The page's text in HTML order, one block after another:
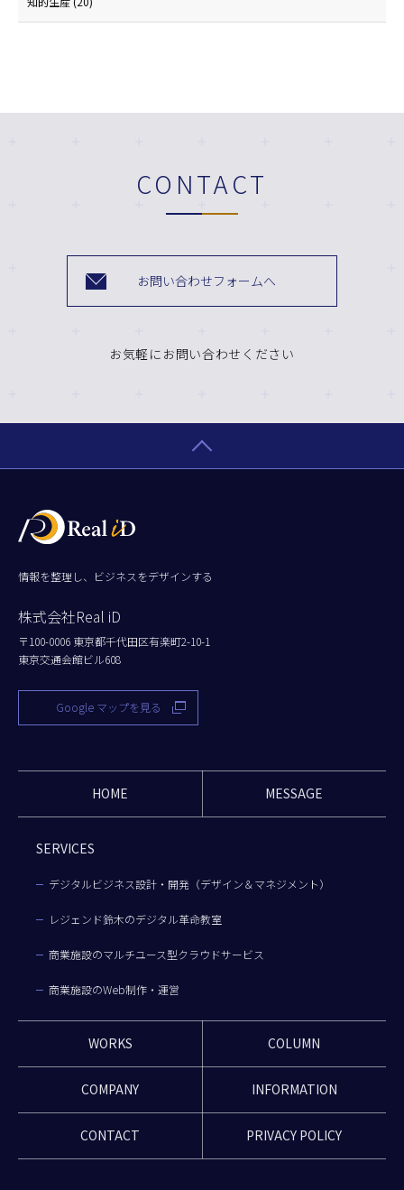
CONTACT
お問い合わせフォームへ
お気軽にお問い合わせください
情報を整理し、ビジネスをデザインする
株式会社Real iD
〒100-0006 東京都千代田区有楽町2-10-1
東京交通会館ビル608
Google マップを見る
HOME MESSAGE
SERVICES
デジタルビジネス設計・開発（デザイン＆マネジメント）
レジェンド鈴木のデジタル革命教室
商業施設のマルチユース型クラウドサービス
商業施設のWeb制作・運営
WORKS COLUMN
COMPANY INFORMATION
CONTACT PRIVACY POLICY